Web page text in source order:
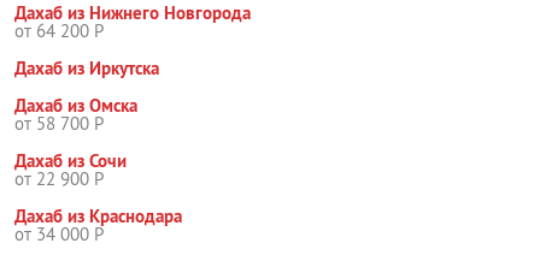
Дахаб из Нижнего Новгорода
от 64 200 Р
Дахаб из Иркутска
Дахаб из Омска
от 58 700 Р
Дахаб из Сочи
от 22 900 Р
Дахаб из Краснодара
от 34 000 Р